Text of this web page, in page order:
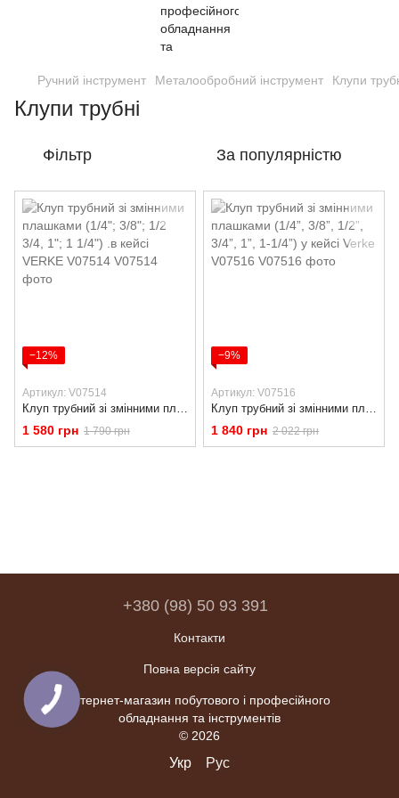
Ручний інструмент Металообробний інструмент Клупи
Клупи трубні
Фільтр За популярністю
−12%
Артикул: V07514
Клуп трубний зі змінними плашками (1/4"; 3/8"; 1/2 3/4, 1"; 1 1/4") .в кейсі VERKE V07514
1 580 грн 1 790 грн
−9%
Артикул: V07516
Клуп трубний зі змінними плашками (1/4”, 3/8”, 1/2”, 3/4”, 1”, 1-1/4”) у кейсі Verke V07516
1 840 грн 2 022 грн
+380 (98) 50 93 391
Контакти
Повна версія сайту
Інтернет-магазин побутового і професійного
обладнання та інструментів
© 2026
Укр Рус